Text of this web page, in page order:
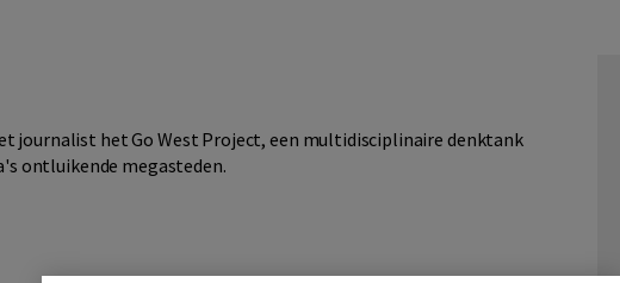
journalist het Go West Project, een multidisciplinaire denktank
ontluikende megasteden.